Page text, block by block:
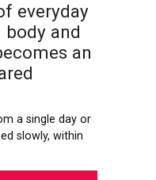
everyday
and
an
a single day or
slowly, within